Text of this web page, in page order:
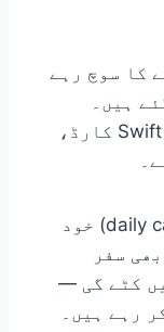
کا سوچ رہے
رہ گئے ہیں۔
کانٹیکٹ لیس ڈیبٹ/کریڈٹ کارڈ، Swift کارڈ،
سب سے اہم بات: روزانہ کی حد (daily cap) خود
سفر
کٹے گی —
رہے ہیں۔